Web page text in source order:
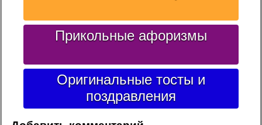
Прикольные афоризмы
Оригинальные тосты и
поздравления